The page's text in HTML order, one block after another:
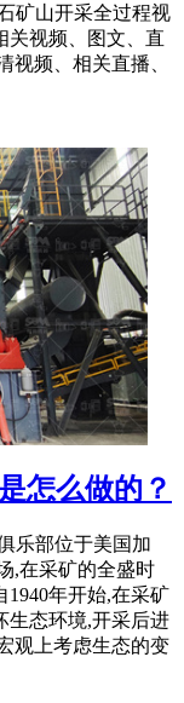
矿山开采全过程视
关视频、图文、直
视频、相关直播、
怎么做的？
乐部位于美国加
,在采矿的全盛时
1940年开始,在采矿
生态环境,开采后进
观上考虑生态的变